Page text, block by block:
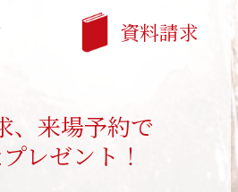
資料請求
、来場予約で
レゼント！